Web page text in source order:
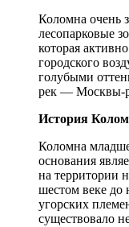
Коломна очень
лесопарковые
которая
городского
голубыми
рек — Москвы-
История
Коломна
основания
на территории
шестом веке
угорских
существовало